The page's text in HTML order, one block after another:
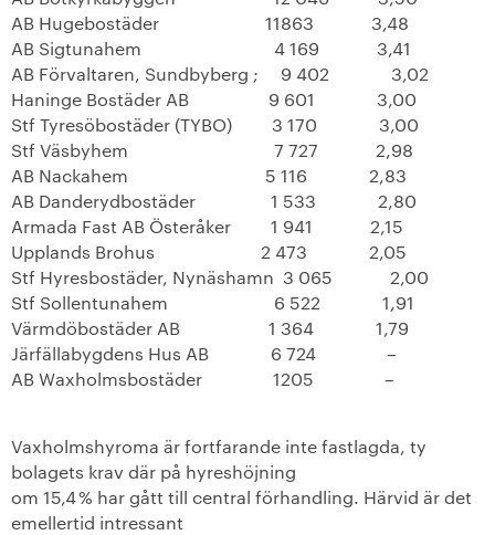
SKB in English
+
Sök ledigt
+
Våra bostäder
Vår boendeform
Jobba hos oss
AB Hugebostäder
11863
3,48
AB Sigtunahem
4 169
3,41
AB Förvaltaren, Sundbyberg ;
9 402
3,02
Haninge Bostäder AB
9 601
3,00
Stf Tyresöbostäder (TYBO)
3 170
3,00
Stf Väsbyhem
7 727
2,98
AB Nackahem
5 116
2,83
AB Danderydbostäder
1 533
2,80
Armada Fast AB Österåker
1 941
2,15
Upplands Brohus
2 473
2,05
Stf Hyresbostäder, Nynäshamn 3 065
2,00
Stf Sollentunahem
6 522
1,91
Värmdöbostäder AB
1 364
1,79
Järfällabygdens Hus AB
6 724
–
AB Waxholmsbostäder
1205 –
Vaxholmshyroma är fortfarande inte fastlagda, ty
bolagets krav där på hyreshöjning
om 15,4 % har gått till central förhandling. Härvid är det
emellertid intressant